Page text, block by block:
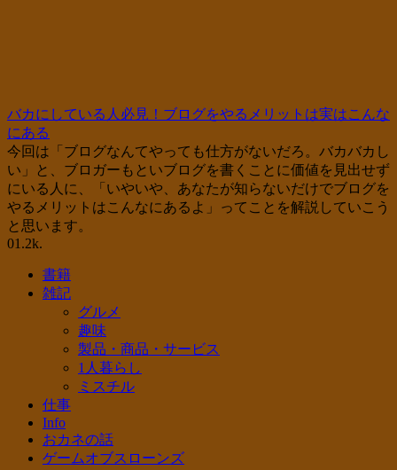
バカにしている人必見！ブログをやるメリットは実はこんな
にある
今回は「ブログなんてやっても仕方がないだろ。バカバカし
い」と、ブロガーもといブログを書くことに価値を見出せず
にいる人に、「いやいや、あなたが知らないだけでブログを
やるメリットはこんなにあるよ」ってことを解説していこう
と思います。
01.2k.
書籍
雑記
グルメ
趣味
製品・商品・サービス
1人暮らし
ミスチル
仕事
Info
おカネの話
ゲームオブスローンズ